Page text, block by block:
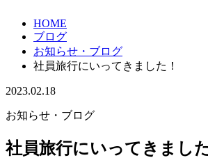
HOME
ブログ
お知らせ・ブログ
社員旅行にいってきました！
2023.02.18
お知らせ・ブログ
社員旅行にいってきまし